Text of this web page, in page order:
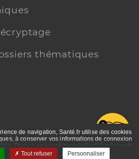
thématiques
de navigation, Santé.fr utilise des cookies
à conserver vos informations de connexion
Pour en savoir plus sur la finalité précise de
à prendre connaissance de la politique de
Tout refuser Personnaliser